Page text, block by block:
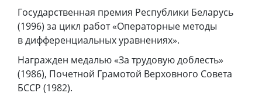
Государственная премия Республики Беларусь
(1996) за цикл работ «Операторные методы
в дифференциальных уравнениях».
Награжден медалью «За трудовую доблесть»
(1986), Почетной Грамотой Верховного Совета
БССР (1982).